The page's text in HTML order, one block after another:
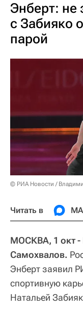
Энберт: не
с Забияко
парой
© РИА Новости /
Читать в
МОСКВА, 1 окт -
Самохвалов.
Энберт заявил
спортивную
Натальей